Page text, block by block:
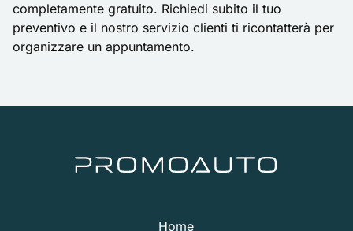
completamente gratuito. Richiedi subito il tuo
preventivo e il nostro servizio clienti ti ricontatterà per
organizzare un appuntamento.
Home